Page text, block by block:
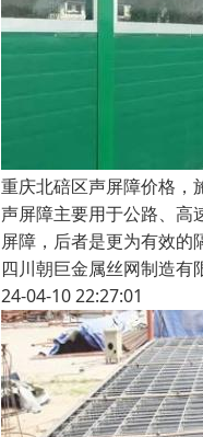
重庆北碚区声屏障价格，
声屏障主要用于公路、高
屏障，后者是更为有效
四川朝巨金属丝网制造有
24-04-10 22:27:01